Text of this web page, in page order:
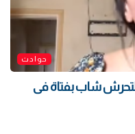
حوادث
شاب بفتاة فى